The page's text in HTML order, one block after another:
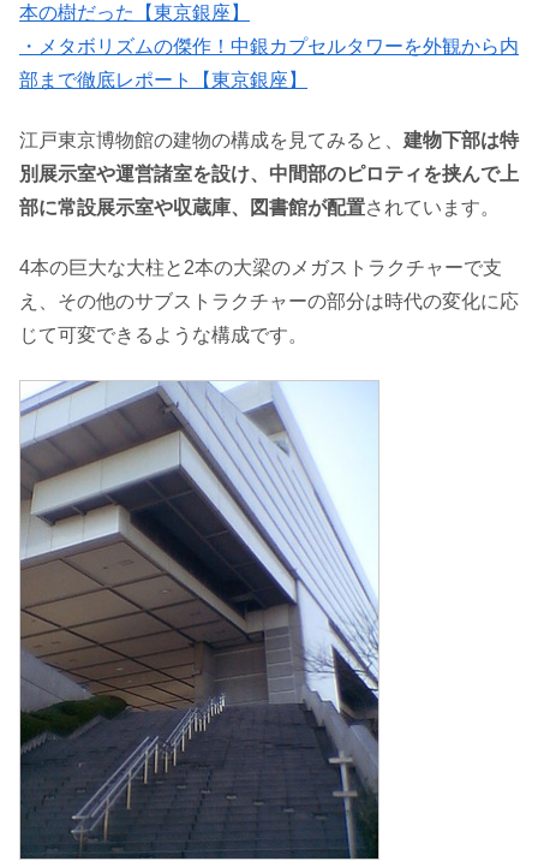
本の樹だった【東京銀座】
・メタボリズムの傑作！中銀カプセルタワーを外観から内
部まで徹底レポート【東京銀座】
江戸東京博物館の建物の構成を見てみると、 建物下部は特
別展示室や運営諸室を設け、中間部のピロティを挟んで上
部に常設展示室や収蔵庫、図書館が配置されています。
4本の巨大な大柱と2本の大梁のメガストラクチャーで支
え、その他のサブストラクチャーの部分は時代の変化に応
じて可変できるような構成です。